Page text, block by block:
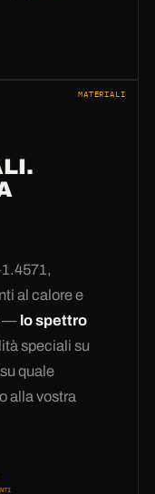
passi
coclee
a
incavi,
alla saldatura
ordinare
di apertura
invece di
mostra
proprio per
—
finché
MATERIALI
al calore e
— lo spettro
speciali su
quale
alla vostra